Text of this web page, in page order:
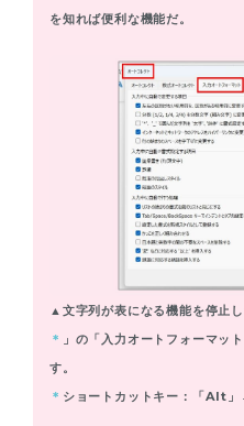
を知れば便利な機能だ。
▲文字列が表になる機能を停止
＊ 」の「入力オートフォーマッ
す。
＊ ショートカットキー：「Alt